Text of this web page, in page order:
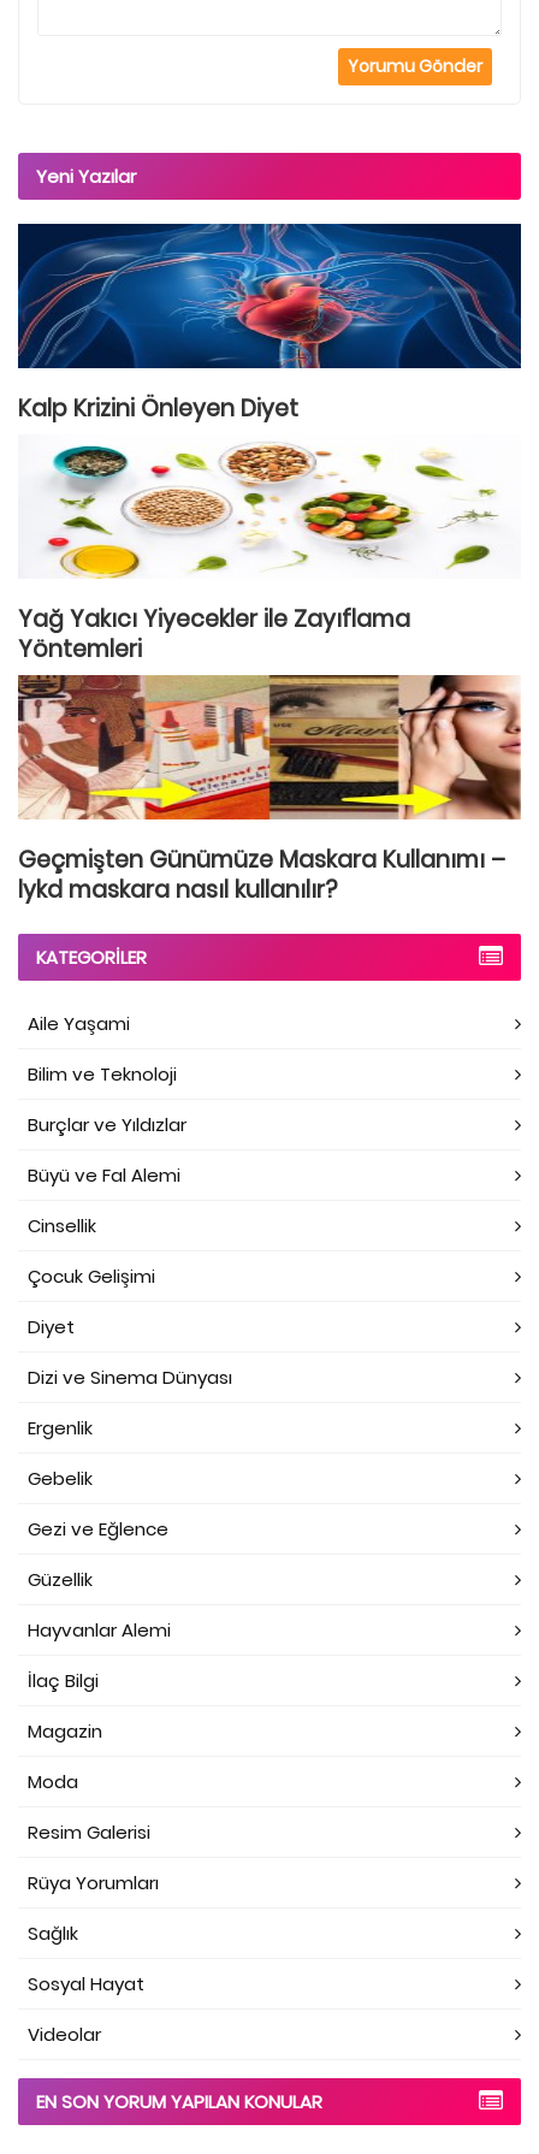
Yeni Yazılar
Kalp Krizini Önleyen Diyet
Yağ Yakıcı Yiyecekler ile Zayıflama
Yöntemleri
Geçmişten Günümüze Maskara Kullanımı –
lykd maskara nasıl kullanılır?
KATEGORILER
Aile Yaşami
Bilim ve Teknoloji
Burçlar ve Yıldızlar
Büyü ve Fal Alemi
Cinsellik
Çocuk Gelişimi
Diyet
Dizi ve Sinema Dünyası
Ergenlik
Gebelik
Gezi ve Eğlence
Güzellik
Hayvanlar Alemi
İlaç Bilgi
Magazin
Moda
Resim Galerisi
Rüya Yorumları
Sağlık
Sosyal Hayat
Videolar
EN SON YORUM YAPILAN KONULAR